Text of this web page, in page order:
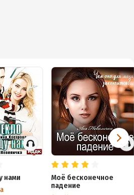
нами
Моё бесконечное
падение